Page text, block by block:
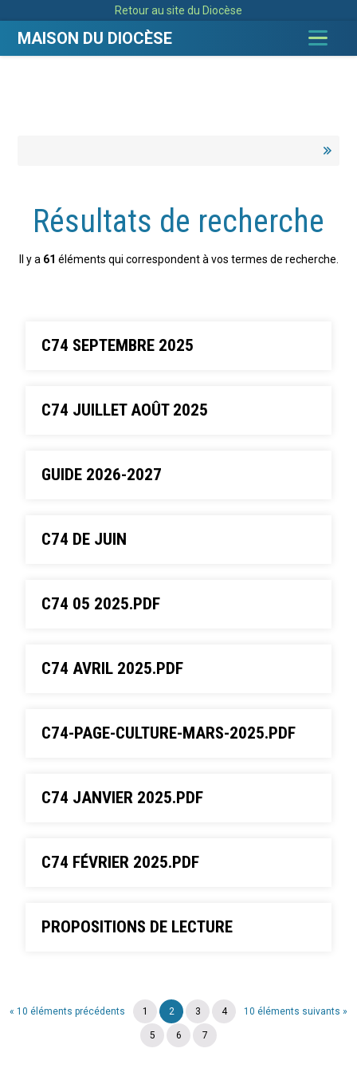
contenu.
la
Retour au site du Diocèse
MAISON DU DIOCÈSE
Résultats de recherche
Il y a 61 éléments qui correspondent à vos termes de recherche.
C74 SEPTEMBRE 2025
C74 JUILLET AOÛT 2025
GUIDE 2026-2027
C74 DE JUIN
C74 05 2025.PDF
C74 AVRIL 2025.PDF
C74-PAGE-CULTURE-MARS-2025.PDF
C74 JANVIER 2025.PDF
C74 FÉVRIER 2025.PDF
PROPOSITIONS DE LECTURE
« 10 éléments précédents 10 éléments suivants »
1 2 3 4
5 6 7